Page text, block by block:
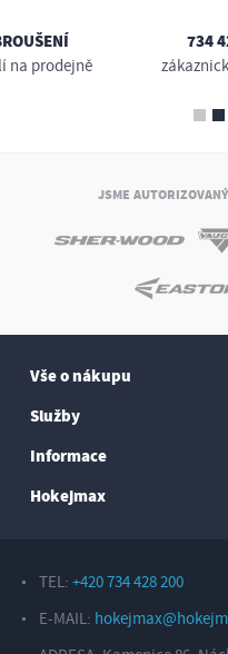
na prodejně
734
JSME
Vše o nákupu
Služby
Informace
Hokejmax
TEL: +420 734 428 200
E-MAIL: